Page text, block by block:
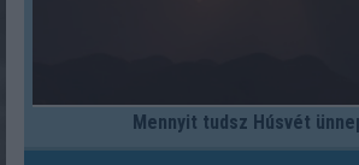
Mennyit tudsz Húsvét